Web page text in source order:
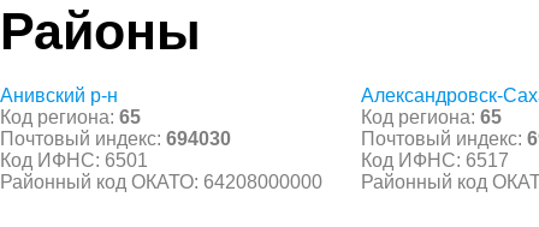
Районы
Анивский р-н
Код региона: 65
Почтовый индекс: 694030
Код ИФНС: 6501
Районный код ОКАТО: 64208000000
Александровск-
Код региона: 65
Почтовый индекс:
Код ИФНС: 6517
Районный код